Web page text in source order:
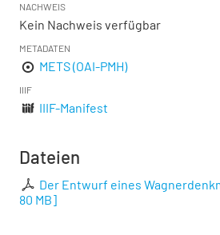
NACHWEIS
Kein Nachweis verfügbar
METADATEN
METS (OAI-PMH)
IIIF
IIIF-Manifest
Dateien
Der Entwurf eines
80 MB]